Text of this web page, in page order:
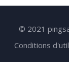
© 2021
Conditions